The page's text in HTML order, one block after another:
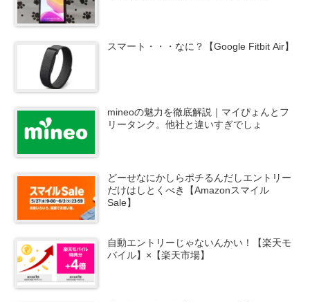
スマート・・・なに？【Google Fitbit Air】
mineoの魅力を徹底解説｜マイぴょんとフ
リータンク。他社と違いすぎでしょ
どーせなにかしらポチるんだしエントリー
だけはしとくべき【Amazonスマイル
Sale】
自動エントリーじゃないんかい！【楽天モ
バイル】×【楽天市場】